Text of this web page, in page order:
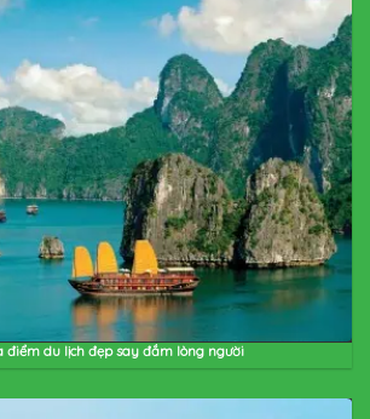
điểm du lịch đẹp say đắm lòng người